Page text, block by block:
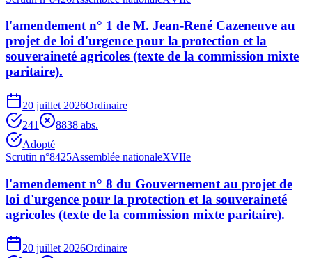
l'amendement n° 1 de M. Jean-René Cazeneuve au
projet de loi d'urgence pour la protection et la
souveraineté agricoles (texte de la commission mixte
paritaire).
20 juillet 2026Ordinaire
241
8838 abs.
Adopté
Scrutin n°8425Assemblée nationaleXVIIe
l'amendement n° 8 du Gouvernement au projet de
loi d'urgence pour la protection et la souveraineté
agricoles (texte de la commission mixte paritaire).
20 juillet 2026Ordinaire